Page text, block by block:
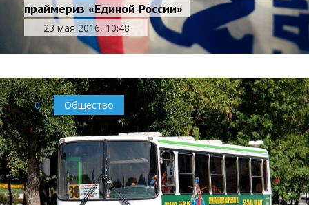
праймериз «Единой России»
23 мая 2016, 10:48
0 Общество